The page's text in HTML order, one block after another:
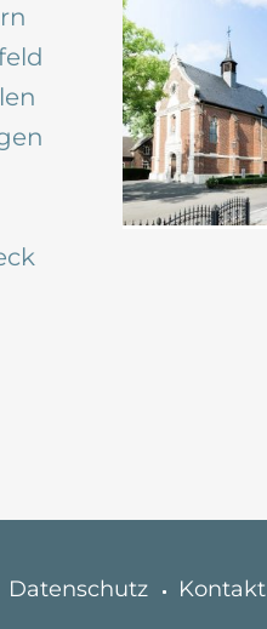
Datenschutz Kontakt